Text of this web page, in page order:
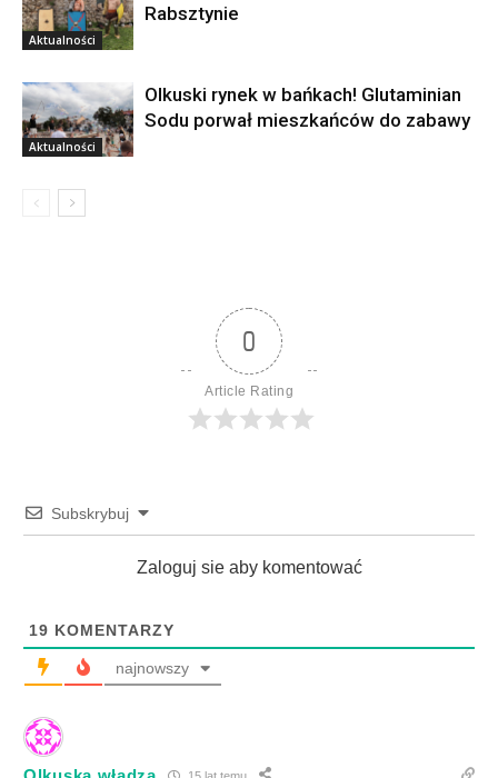
Aktualności
Rabsztynie
Aktualności
Olkuski rynek w bańkach! Glutaminian
Sodu porwał mieszkańców do zabawy
0
Article Rating
Subskrybuj
Zaloguj sie aby komentować
19 KOMENTARZY
najnowszy
15 lat temu